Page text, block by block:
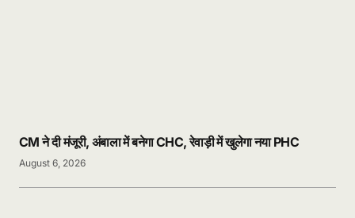
CM ने दी मंजूरी, अंबाला में बनेगा CHC, रेवाड़ी में खुलेगा नया PHC
August 6, 2026